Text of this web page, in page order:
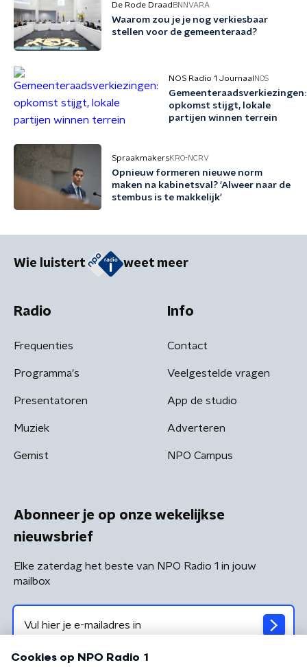
De Rode Draad BNNVARA
Waarom zou je je nog verkiesbaar
stellen voor de gemeenteraad?
NOS Radio 1 Journaal NOS
Gemeenteraadsverkiezingen:
opkomst stijgt, lokale
partijen winnen terrein
SpraakmakersKRO-NCRV
Opnieuw formeren nieuwe norm
maken na kabinetsval? 'Alweer naar de
stembus is te makkelijk'
Wie luistert weet meer
Radio
Frequenties
Programma's
Presentatoren
Muziek
Gemist
Info
Contact
Veelgestelde vragen
App de studio
Adverteren
NPO Campus
Abonneer je op onze wekelijkse
nieuwsbrief
Elke zaterdag het beste van NPO Radio 1 in jouw
mailbox